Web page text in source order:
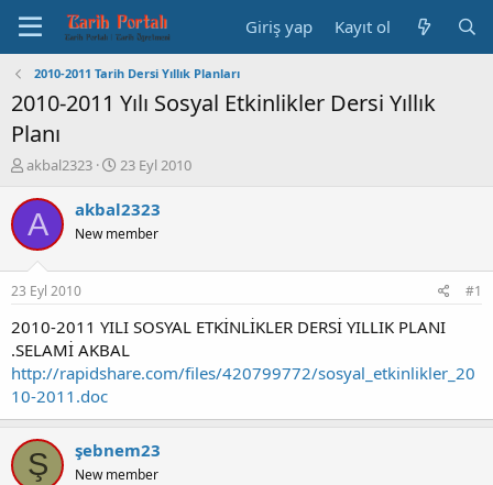
Giriş yap Kayıt ol
2010-2011 Tarih Dersi Yıllık Planları
2010-2011 Yılı Sosyal Etkinlikler Dersi Yıllık
Planı
K
n
b
u
u
b
a
ş
l
a
t
a
n
akbal2323
B
ş
a
ç
t
a
r
h
23 Eyl 2010
A akbal2323
New member
23 Eyl 2010 #1
2010-2011 YILI SOSYAL ETKİNLİKLER DERSİ YILLIK PLANI
.SELAMİ AKBAL
http://rapidshare.com/files/420799772/sosyal_etkinlikler_20
10-2011.doc
Ş şebnem23
New member